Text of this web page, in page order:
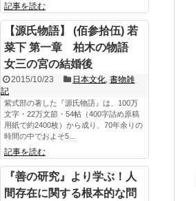
記事を読む
【源氏物語】 (佰参拾伍) 若
菜下 第一章 柏木の物語
女三の宮の結婚後
2015/10/23 日本文化 ,書物雑
記
紫式部の著した『源氏物語』は、100万
文字・22万文節・54帖（400字詰め原稿
用紙で約2400枚）から成り、70年余りの
時間の中でおよそ5...
記事を読む
『善の研究』より学ぶ！人
間存在に関する根本的な問